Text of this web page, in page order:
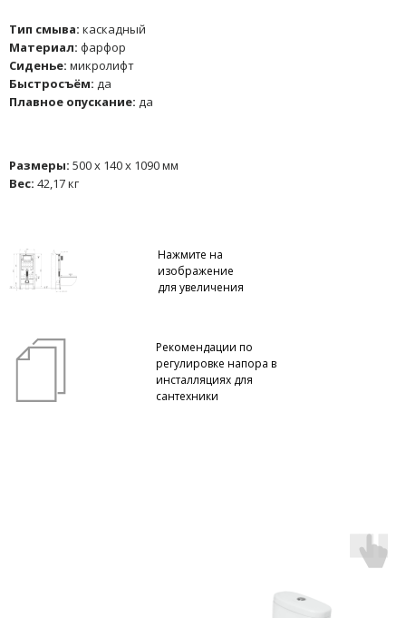
Тип смыва: каскадный
Материал: фарфор
Сиденье: микролифт
Быстросъём: да
Плавное опускание: да
Нажмите на
изображение
для увеличения
Размеры: 500 x 140 x 1090 мм
Вес: 42,17 кг
Рекомендации по
регулировке напора в
инсталляциях для
сантехники